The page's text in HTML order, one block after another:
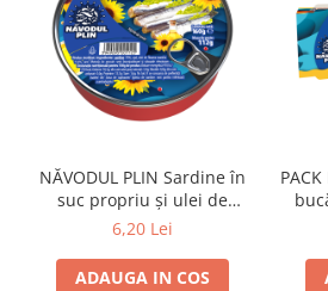
NĂVODUL PLIN Sardine în
suc propriu și ulei de
floarea-soarelui 160g
6,20 Lei
ADAUGA IN COS